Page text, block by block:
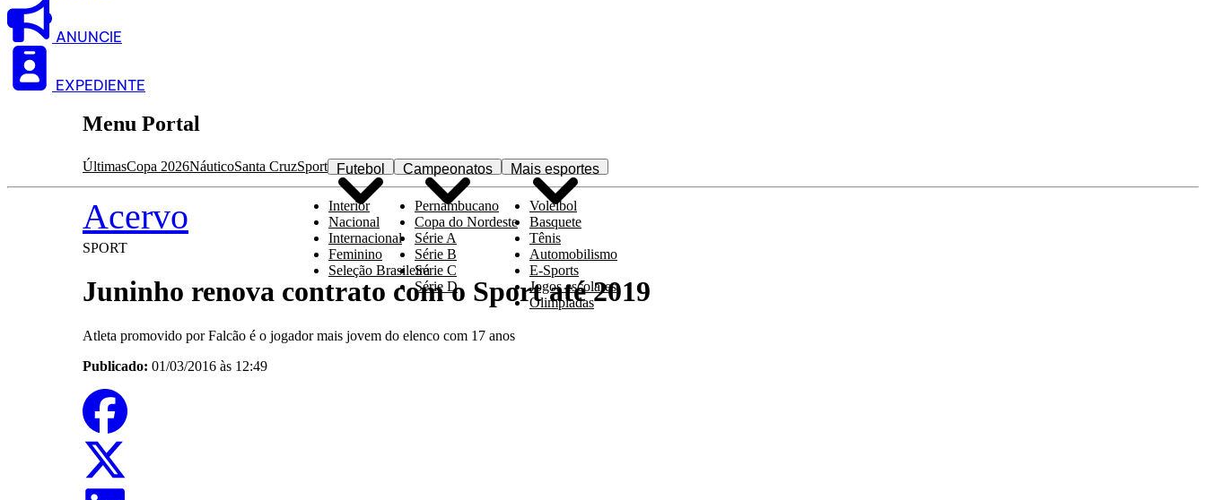
ANUNCIE
EXPEDIENTE
Menu Portal
ÚltimasCopa 2026NáuticoSanta CruzSport Futebol
Interior
Nacional
Internacional
Feminino
Seleção Brasileira
Campeonatos
Pernambucano
Copa do Nordeste
Série A
Série B
Série C
Série D
Mais esportes
Voleibol
Basquete
Tênis
Automobilismo
E-Sports
Jogos escolares
Olimpíadas
Acervo
SPORT
Juninho renova contrato com o Sport até 2019
Atleta promovido por Falcão é o jogador mais jovem do elenco com 17 anos
Publicado: 01/03/2016 às 12:49